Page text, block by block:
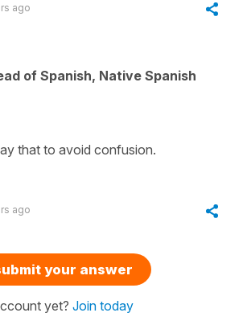
ago
of Spanish, Native Spanish
that to avoid confusion.
ago
your answer
yet? Join today